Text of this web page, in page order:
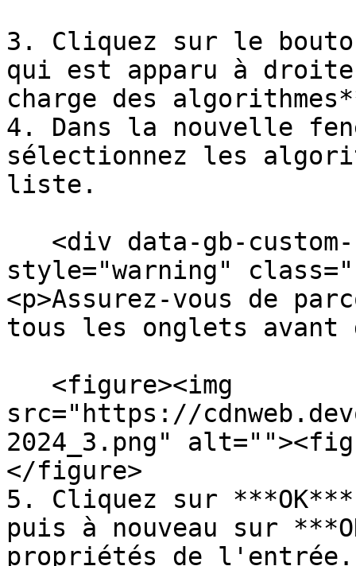
3. Cliquez sur le
qui est apparu à
charge des
4. Dans la nouvelle
sélectionnez les
liste.
style="warning"
<p>Assurez-vous de
tous les onglets avant
src="https://
2024_3.png"
</figure>
5. Cliquez sur
puis à nouveau sur
propriétés de l'entrée.